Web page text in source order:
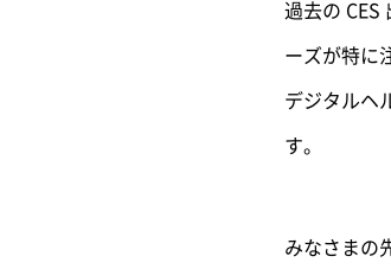
過去の CES
ーズが特に
デジタルヘ
す。
みなさまの